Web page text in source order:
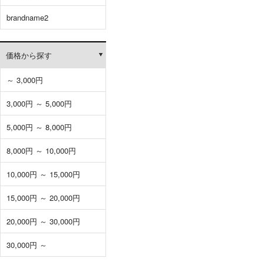
brandname2
価格から探す
～ 3,000円
3,000円 ～ 5,000円
5,000円 ～ 8,000円
8,000円 ～ 10,000円
10,000円 ～ 15,000円
15,000円 ～ 20,000円
20,000円 ～ 30,000円
30,000円 ～